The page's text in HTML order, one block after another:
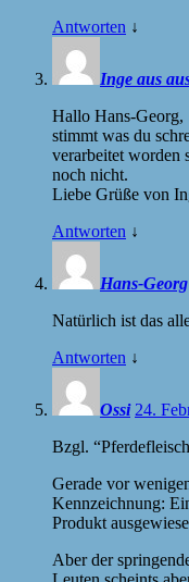
Antworten ↓
Inge aus
Hallo Hans-Georg,
stimmt was du
verarbeitet worden
noch nicht.
Liebe Grüße von
Antworten ↓
Hans-Georg
Natürlich ist das
Antworten ↓
Ossi 24.
Bzgl.
Gerade vor
Kennzeichnung:
Produkt
Aber der